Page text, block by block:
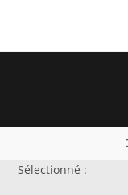
content
Sélectionné :